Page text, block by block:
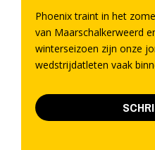
Phoenix traint in het
van Maarschalkerweerd
winterseizoen zijn onze
wedstrijdatleten vaak